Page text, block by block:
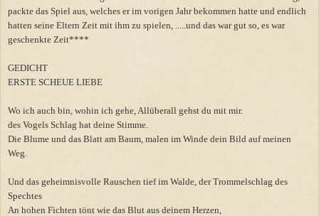
packte das Spiel aus, welches er im vorigen Jahr bekommen hatte und endlich
hatten seine Eltern Zeit mit ihm zu spielen, .....und das war gut so, es war
geschenkte Zeit****
GEDICHT
ERSTE SCHEUE LIEBE
Wo ich auch bin, wohin ich gehe, Allüberall gehst du mit mir.
des Vogels Schlag hat deine Stimme.
Die Blume und das Blatt am Baum, malen im Winde dein Bild auf meinen
Weg.
Und das geheimnisvolle Rauschen tief im Walde, der Trommelschlag des
Spechtes
An hohen Fichten tönt wie das Blut aus deinem Herzen,